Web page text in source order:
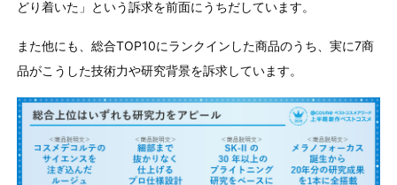
どり着いた」という訴求を前面にうちだしています。
また他にも、総合TOP10にランクインした商品のうち、実に7商
品がこうした技術力や研究背景を訴求しています。